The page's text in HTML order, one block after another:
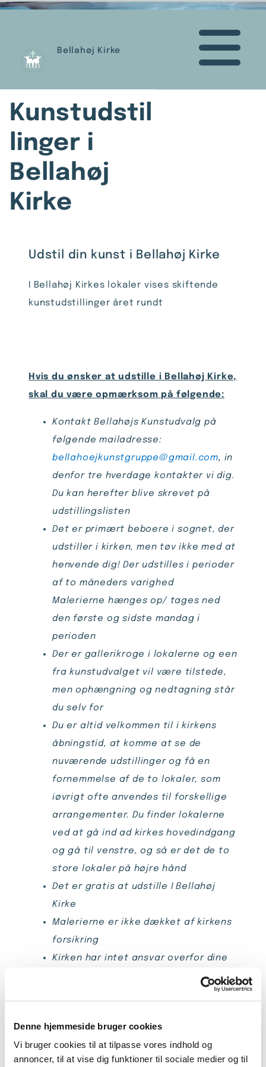
Denne hjemmeside bruger cookies
Vi bruger cookies til at tilpasse vores indhold og
annoncer, til at vise dig funktioner til sociale medier og til
Bellahøj Kirke
Kunstudstil
linger i
Bellahøj
Kirke
Udstil din kunst i Bellahøj Kirke
I Bellahøj Kirkes lokaler vises skiftende
kunstudstillinger året rundt
Hvis du ønsker at udstille i Bellahøj Kirke,
skal du være opmærksom på følgende:
Kontakt Bellahøjs Kunstudvalg på
følgende mailadresse:
bellahoejkunstgruppe@gmail.com, in
denfor tre hverdage kontakter vi dig.
Du kan herefter blive skrevet på
udstillingslisten
Det er primært beboere i sognet, der
udstiller i kirken, men tøv ikke med at
henvende dig! Der udstilles i perioder
af to måneders varighed
Malerierne hænges op/ tages ned
den første og sidste mandag i
perioden
Der er gallerikroge i lokalerne og een
fra kunstudvalget vil være tilstede,
men ophængning og nedtagning står
du selv for
Du er altid velkommen til i kirkens
åbningstid, at komme at se de
nuværende udstillinger og få en
fornemmelse af de to lokaler, som
iøvrigt ofte anvendes til forskellige
arrangementer. Du finder lokalerne
ved at gå ind ad kirkes hovedindgang
og gå til venstre, og så er det de to
store lokaler på højre hånd
Det er gratis at udstille I Bellahøj
Kirke
Malerierne er ikke dækket af kirkens
forsikring
Kirken har intet ansvar overfor dine
Alt vedr. salg af dine malerier, sker
Fernisering